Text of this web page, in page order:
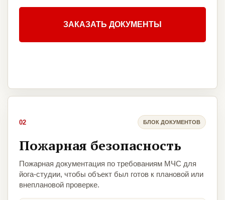
ЗАКАЗАТЬ ДОКУМЕНТЫ
02 БЛОК ДОКУМЕНТОВ
Пожарная безопасность
Пожарная документация по требованиям МЧС для
йога-студии, чтобы объект был готов к плановой или
внеплановой проверке.